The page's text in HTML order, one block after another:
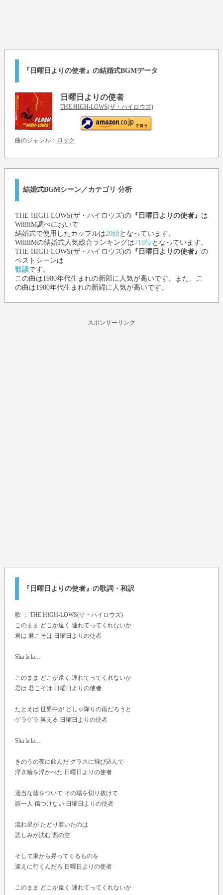
『日曜日よりの使者』の結婚式BGMデータ
日曜日よりの使者
THE HIGH-LOWS(ザ・ハイロウズ)
曲のジャンル： ロック
結婚式BGMシーン／カテゴリ 分析
THE HIGH-LOWS(ザ・ハイロウズ)の『日曜日よりの使者』 は
WiiiiiM調べにおいて
結婚式で使用したカップルは20組 となっています。
WiiiiiMの結婚式人気総合ランキングは718位 となっています。
THE HIGH-LOWS(ザ・ハイロウズ)の『日曜日よりの使者』 の
ベストシーンは
歓談です。
この曲は1980年代生まれの新郎に人気が高いです。また、こ
の曲は1980年代生まれの新婦に人気が高いです。
スポンサーリンク
『日曜日よりの使者』の歌詞・和訳
歌 ： THE HIGH-LOWS(ザ・ハイロウズ)
このまま どこか遠く 連れてってくれないか
君は 君こそは 日曜日よりの使者
Sha la la…
このまま どこか遠く 連れてってくれないか
君は 君こそは 日曜日よりの使者
たとえば 世界中が どしゃ降りの雨だろうと
ゲラゲラ 笑える 日曜日よりの使者
Sha la la…
きのうの夜に飲んだ グラスに飛び込んで
浮き輪を浮かべた 日曜日よりの使者
適当な嘘をついて その場を切り抜けて
誰一人 傷つけない 日曜日よりの使者
流れ星が たどり着いたのは
悲しみが沈む 西の空
そして東から昇ってくるものを
迎えに行くんだろ 日曜日よりの使者
このまま どこか遠く 連れてってくれないか